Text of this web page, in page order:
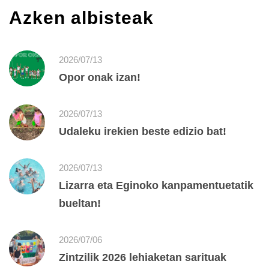
Azken albisteak
2026/07/13
Opor onak izan!
2026/07/13
Udaleku irekien beste edizio bat!
2026/07/13
Lizarra eta Eginoko kanpamentuetatik
bueltan!
2026/07/06
Zintzilik 2026 lehiaketan sarituak